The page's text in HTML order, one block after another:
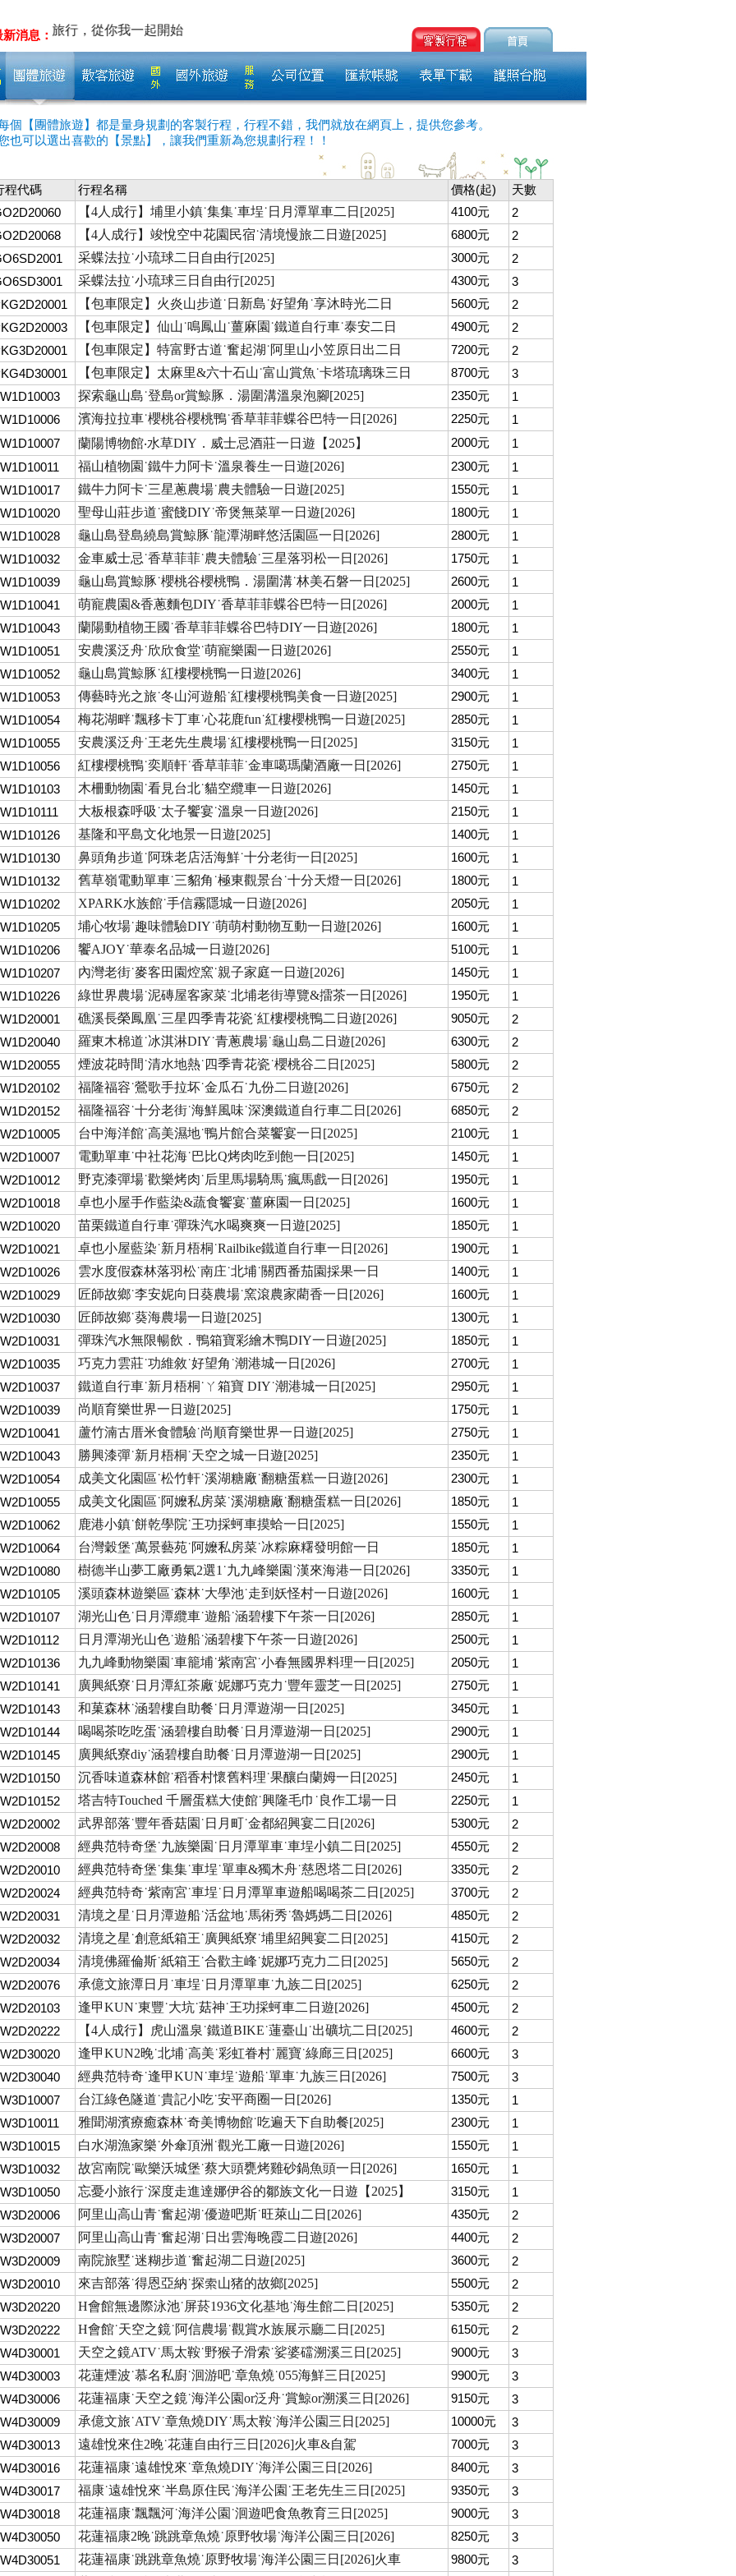
新消息：
旅行，從你我一起開始
個【團體旅遊】都是量身規劃的客製行程，行程不錯，我們就放在網頁上，提供您參考。
也可以選出喜歡的【景點】，讓我們重新為您規劃行程！！
程代碼 行程名稱 價格(起)
天數
【4人成行】埔里小鎮˙集集˙車埕˙日月潭單車二日[2025] 4100元
2
【4人成行】竣悅空中花園民宿˙清境慢旅二日遊[2025] 6800元
2
采蝶法拉˙小琉球二日自由行[2025] 3000元
2
采蝶法拉˙小琉球三日自由行[2025] 4300元
3
【包車限定】火炎山步道˙日新島˙好望角˙享沐時光二日 5600元
2
【包車限定】仙山˙鳴鳳山˙薑麻園˙鐵道自行車˙泰安二日 4900元
2
【包車限定】特富野古道˙奮起湖˙阿里山小笠原日出二日 7200元
2
【包車限定】太麻里&六十石山˙富山賞魚˙卡塔琉璃珠三日 8700元
3
探索龜山島˙登島or賞鯨豚．湯圍溝溫泉泡腳[2025] 2350元
1
濱海拉拉車˙櫻桃谷櫻桃鴨˙香草菲菲蝶谷巴特一日[2026] 2250元
1
蘭陽博物館‧水草DIY．威士忌酒莊一日遊【2025】 2000元
1
福山植物園˙鐵牛力阿卡˙溫泉養生一日遊[2026] 2300元
1
鐵牛力阿卡˙三星蔥農場˙農夫體驗一日遊[2025] 1550元
1
聖母山莊步道˙蜜餞DIY˙帝煲無菜單一日遊[2026] 1800元
1
龜山島登島繞島賞鯨豚˙龍潭湖畔悠活園區一日[2026] 2800元
1
金車威士忌˙香草菲菲˙農夫體驗˙三星落羽松一日[2026] 1750元
1
龜山島賞鯨豚˙櫻桃谷櫻桃鴨．湯圍溝˙林美石磐一日[2025] 2600元
1
萌寵農園&香蔥麵包DIY˙香草菲菲蝶谷巴特一日[2026] 2000元
1
蘭陽動植物王國˙香草菲菲蝶谷巴特DIY一日遊[2026] 1800元
1
安農溪泛舟˙欣欣食堂˙萌寵樂園一日遊[2026] 2550元
1
龜山島賞鯨豚˙紅樓櫻桃鴨一日遊[2026] 3400元
1
傳藝時光之旅˙冬山河遊船˙紅樓櫻桃鴨美食一日遊[2025] 2900元
1
梅花湖畔˙飄移卡丁車˙心花鹿fun˙紅樓櫻桃鴨一日遊[2025] 2850元
1
安農溪泛舟˙王老先生農場˙紅樓櫻桃鴨一日[2025] 3150元
1
紅樓櫻桃鴨˙奕順軒˙香草菲菲˙金車噶瑪蘭酒廠一日[2026] 2750元
1
木柵動物園˙看見台北˙貓空纜車一日遊[2026] 1450元
1
大板根森呼吸˙太子饗宴˙溫泉一日遊[2026] 2150元
1
基隆和平島文化地景一日遊[2025] 1400元
1
鼻頭角步道˙阿珠老店活海鮮˙十分老街一日[2025] 1600元
1
舊草嶺電動單車˙三貂角˙極東觀景台˙十分天燈一日[2026] 1800元
1
XPARK水族館˙手信霧隱城一日遊[2026] 2050元
1
埔心牧場˙趣味體驗DIY˙萌萌村動物互動一日遊[2026] 1600元
1
饗AJOY˙華泰名品城一日遊[2026] 5100元
1
內灣老街˙麥客田園焢窯˙親子家庭一日遊[2026] 1450元
1
綠世界農場˙泥磚屋客家菜˙北埔老街導覽&擂茶一日[2026] 1950元
1
礁溪長榮鳳凰˙三星四季青花瓷˙紅樓櫻桃鴨二日遊[2026] 9050元
2
羅東木棉道˙冰淇淋DIY˙青蔥農場˙龜山島二日遊[2026] 6300元
2
煙波花時間˙清水地熱˙四季青花瓷˙櫻桃谷二日[2025] 5800元
2
福隆福容˙鶯歌手拉坏˙金瓜石˙九份二日遊[2026] 6750元
2
福隆福容˙十分老街˙海鮮風味˙深澳鐵道自行車二日[2026] 6850元
2
台中海洋館˙高美濕地˙鴨片館合菜饗宴一日[2025] 2100元
1
電動單車˙中社花海˙巴比Q烤肉吃到飽一日[2025] 1450元
1
野克漆彈場˙歡樂烤肉˙后里馬場騎馬˙瘋馬戲一日[2026] 1950元
1
卓也小屋手作藍染&蔬食饗宴˙薑麻園一日[2025] 1600元
1
苗栗鐵道自行車˙彈珠汽水喝爽爽一日遊[2025] 1850元
1
卓也小屋藍染˙新月梧桐˙Railbike鐵道自行車一日[2026] 1900元
1
雲水度假森林落羽松˙南庄˙北埔˙關西番茄園採果一日 1400元
1
匠師故鄉˙李安妮向日葵農場˙窯滾農家藺香一日[2026] 1600元
1
匠師故鄉˙葵海農場一日遊[2025] 1300元
1
彈珠汽水無限暢飲．鴨箱寶彩繪木鴨DIY一日遊[2025] 1850元
1
巧克力雲莊˙功維敘˙好望角˙潮港城一日[2026] 2700元
1
鐵道自行車˙新月梧桐˙ㄚ箱寶 DIY˙潮港城一日[2025] 2950元
1
尚順育樂世界一日遊[2025] 1750元
1
蘆竹湳古厝米食體驗˙尚順育樂世界一日遊[2025] 2750元
1
勝興漆彈˙新月梧桐˙天空之城一日遊[2025] 2350元
1
成美文化園區˙松竹軒˙溪湖糖廠˙翻糖蛋糕一日遊[2026] 2300元
1
成美文化園區˙阿嬤私房菜˙溪湖糖廠˙翻糖蛋糕一日[2026] 1850元
1
鹿港小鎮˙餅乾學院˙王功採蚵車摸蛤一日[2025] 1550元
1
台灣穀堡˙萬景藝苑˙阿嬤私房菜˙冰粽麻糬發明館一日 1850元
1
樹德半山夢工廠勇氣2選1˙九九峰樂園˙漢來海港一日[2026] 3350元
1
溪頭森林遊樂區˙森林˙大學池˙走到妖怪村一日遊[2026] 1600元
1
湖光山色˙日月潭纜車˙遊船˙涵碧樓下午茶一日[2026] 2850元
1
日月潭湖光山色˙遊船˙涵碧樓下午茶一日遊[2026] 2500元
1
九九峰動物樂園˙車籠埔˙紫南宮˙小春無國界料理一日[2025] 2050元
1
廣興紙寮˙日月潭紅茶廠˙妮娜巧克力˙豐年靈芝一日[2025] 2750元
1
和菓森林˙涵碧樓自助餐˙日月潭遊湖一日[2025] 3450元
1
喝喝茶吃吃蛋˙涵碧樓自助餐˙日月潭遊湖一日[2025] 2900元
1
廣興紙寮diy˙涵碧樓自助餐˙日月潭遊湖一日[2025] 2900元
1
沉香味道森林館˙稻香村懷舊料理˙果釀白蘭姆一日[2025] 2450元
1
塔吉特Touched 千層蛋糕大使館˙興隆毛巾˙良作工場一日 2250元
1
武界部落˙豐年香菇園˙日月町˙金都紹興宴二日[2026] 5300元
2
經典范特奇堡˙九族樂園˙日月潭單車˙車埕小鎮二日[2025] 4550元
2
經典范特奇堡˙集集˙車埕˙單車&獨木舟˙慈恩塔二日[2026] 3350元
2
經典范特奇˙紫南宮˙車埕˙日月潭單車遊船喝喝茶二日[2025] 3700元
2
清境之星˙日月潭遊船˙活盆地˙馬術秀˙魯媽媽二日[2026] 4850元
2
清境之星˙創意紙箱王˙廣興紙寮˙埔里紹興宴二日[2025] 4150元
2
清境佛羅倫斯˙紙箱王˙合歡主峰˙妮娜巧克力二日[2025] 5650元
2
承億文旅潭日月˙車埕˙日月潭單車˙九族二日[2025] 6250元
2
逢甲KUN˙東豐˙大坑˙菇神˙王功採蚵車二日遊[2026] 4500元
2
【4人成行】虎山溫泉˙鐵道BIKE˙蓮臺山˙出礦坑二日[2025] 4600元
2
逢甲KUN2晚˙北埔˙高美˙彩虹眷村˙麗寶˙綠廊三日[2025] 6600元
3
經典范特奇˙逢甲KUN˙車埕˙遊船˙單車˙九族三日[2026] 7500元
3
台江綠色隧道˙貴記小吃˙安平商圈一日[2026] 1350元
1
雅聞湖濱療癒森林˙奇美博物館˙吃遍天下自助餐[2025] 2300元
1
白水湖漁家樂˙外傘頂洲˙觀光工廠一日遊[2026] 1550元
1
故宮南院˙歐樂沃城堡˙蔡大頭甕烤雞砂鍋魚頭一日[2026] 1650元
1
忘憂小旅行˙深度走進達娜伊谷的鄒族文化一日遊【2025】 3150元
1
阿里山高山青˙奮起湖˙優遊吧斯˙旺萊山二日[2026] 4350元
2
阿里山高山青˙奮起湖˙日出雲海晚霞二日遊[2026] 4400元
2
南院旅墅˙迷糊步道˙奮起湖二日遊[2025] 3600元
2
來吉部落˙得恩亞納˙探索山猪的故鄉[2025] 5500元
2
H會館無邊際泳池˙屏菸1936文化基地˙海生館二日[2025] 5350元
2
H會館˙天空之鏡˙阿信農場˙觀賞水族展示廳二日[2025] 6150元
2
天空之鏡ATV˙馬太鞍˙野猴子滑索˙娑婆礑溯溪三日[2025] 9000元
3
花蓮煙波˙慕名私廚˙洄游吧˙章魚燒˙055海鮮三日[2025] 9900元
3
花蓮福康˙天空之鏡˙海洋公園or泛舟˙賞鯨or溯溪三日[2026] 9150元
3
承億文旅˙ATV˙章魚燒DIY˙馬太鞍˙海洋公園三日[2025] 10000元
3
遠雄悅來住2晚˙花蓮自由行三日[2026]火車&自駕 7000元
3
花蓮福康˙遠雄悅來˙章魚燒DIY˙海洋公園三日[2026] 8400元
3
福康˙遠雄悅來˙半島原住民˙海洋公園˙王老先生三日[2025] 9350元
3
花蓮福康˙飄飄河˙海洋公園˙洄遊吧食魚教育三日[2025] 9000元
3
花蓮福康2晚˙跳跳章魚燒˙原野牧場˙海洋公園三日[2026] 8250元
3
花蓮福康˙跳跳章魚燒˙原野牧場˙海洋公園三日[2026]火車 9800元
3